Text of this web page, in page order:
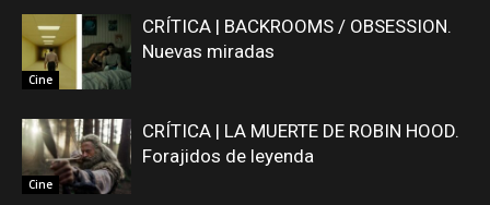
Cine
CRÍTICA | BACKROOMS / OBSESSION.
Nuevas miradas
Cine
CRÍTICA | LA MUERTE DE ROBIN HOOD.
Forajidos de leyenda